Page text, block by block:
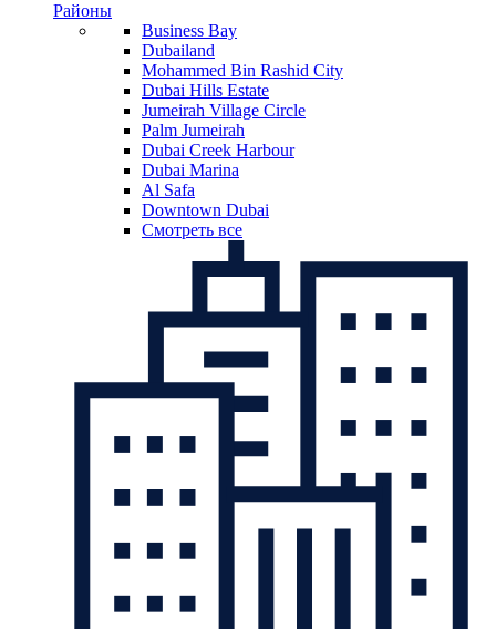
Районы
Business Bay
Dubailand
Mohammed Bin Rashid City
Dubai Hills Estate
Jumeirah Village Circle
Palm Jumeirah
Dubai Creek Harbour
Dubai Marina
Al Safa
Downtown Dubai
Смотреть все